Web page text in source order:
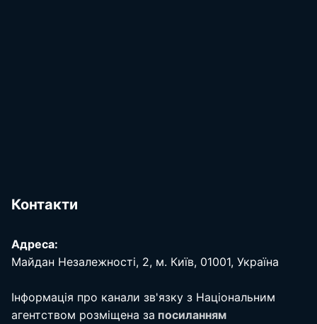
Контакти
Адреса:
Майдан Незалежності, 2, м. Київ, 01001, Україна
Інформація про канали зв'язку з Національним
агентством розміщена за посиланням